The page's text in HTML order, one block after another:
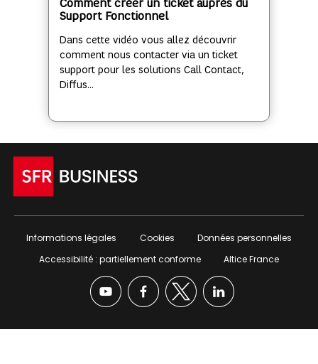
Comment créer un ticket auprès du
Support Fonctionnel
Dans cette vidéo vous allez découvrir
comment nous contacter via un ticket
support pour les solutions Call Contact,
Diffus...
Informations légales Cookies
Données personnelles
Accessibilité : partiellement conforme
Altice France